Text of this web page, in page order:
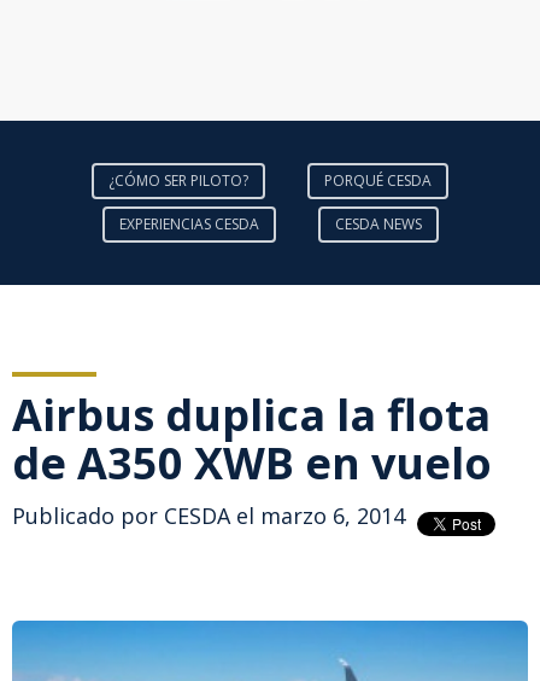
¿CÓMO SER PILOTO? PORQUÉ CESDA
EXPERIENCIAS CESDA CESDA NEWS
Airbus duplica la flota
de A350 XWB en vuelo
Publicado por CESDAel marzo 6, 2014